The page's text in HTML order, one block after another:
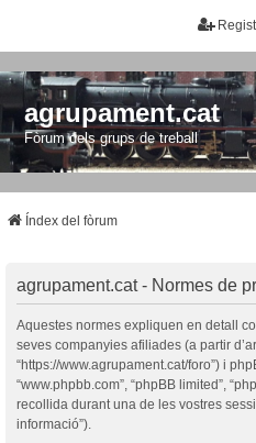
agrupament.cat
Fòrum dels grups de treball
Índex del fòrum
agrupament.cat - Normes de
Aquestes normes expliquen en detall
seves companyies afiliades (a partir
“https://www.agrupament.cat/foro”) i
“www.phpbb.com”, “phpBB limited”,
recollida durant una de les vostres
informació”).